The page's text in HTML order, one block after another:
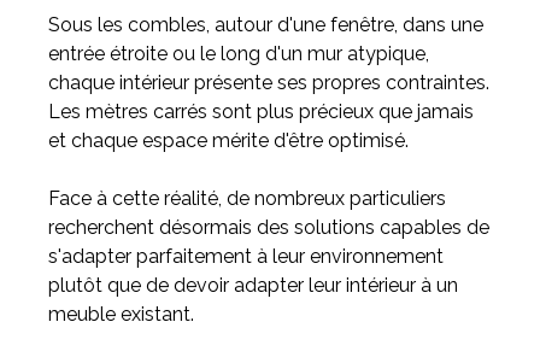
Sous les combles, autour d'une fenêtre, dans une
entrée étroite ou le long d'un mur atypique,
chaque intérieur présente ses propres contraintes.
Les mètres carrés sont plus précieux que jamais
et chaque espace mérite d'être optimisé.
Face à cette réalité, de nombreux particuliers
recherchent désormais des solutions capables de
s'adapter parfaitement à leur environnement
plutôt que de devoir adapter leur intérieur à un
meuble existant.